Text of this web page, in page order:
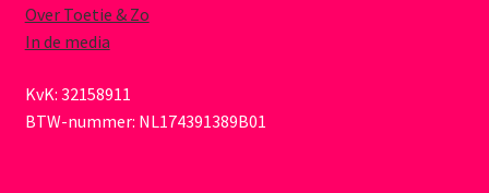
Over Toetie & Zo
In de media
KvK: 32158911
BTW-nummer: NL174391389B01